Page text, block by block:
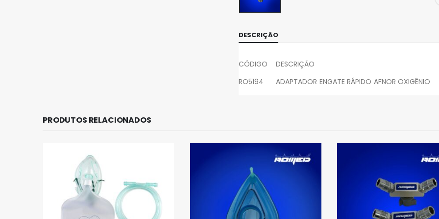
DESCRIÇÃO
CÓDIGO DESCRIÇÃO
RO5194 ADAPTADOR ENGATE RÁPIDO AFNOR OXIGÊNIO
PRODUTOS RELACIONADOS